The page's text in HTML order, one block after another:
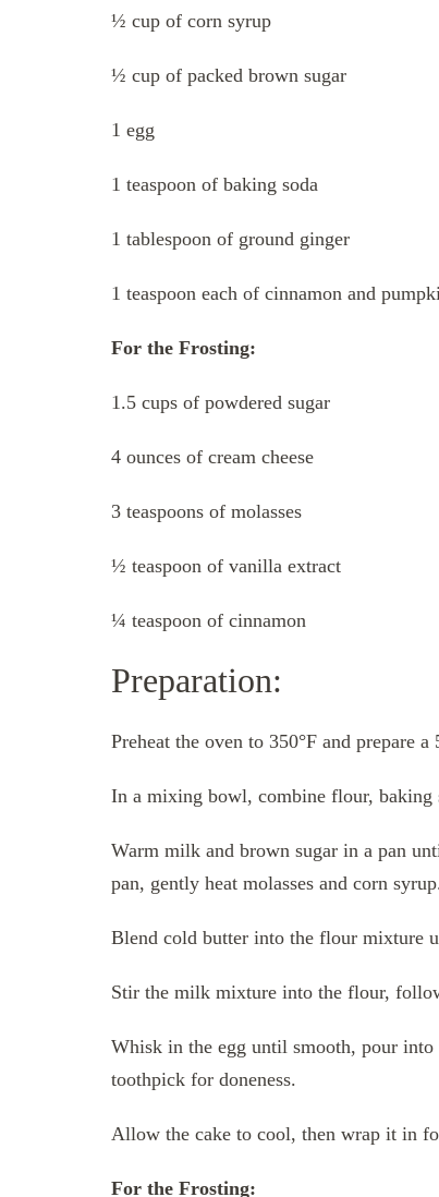
½ cup of corn syrup
½ cup of packed brown sugar
1 egg
1 teaspoon of baking soda
1 tablespoon of ground ginger
1 teaspoon each of cinnamon and
For the Frosting:
1.5 cups of powdered sugar
4 ounces of cream cheese
3 teaspoons of molasses
½ teaspoon of vanilla extract
¼ teaspoon of cinnamon
Preparation:
Preheat the oven to 350°F and prepare
In a mixing bowl, combine flour, baking
Warm milk and brown sugar in a pan
pan, gently heat molasses and corn
Blend cold butter into the flour mixture
Stir the milk mixture into the flour,
Whisk in the egg until smooth, pour into
toothpick for doneness.
Allow the cake to cool, then wrap it in
For the Frosting: